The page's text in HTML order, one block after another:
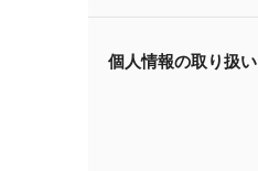
個人情報の取り扱い